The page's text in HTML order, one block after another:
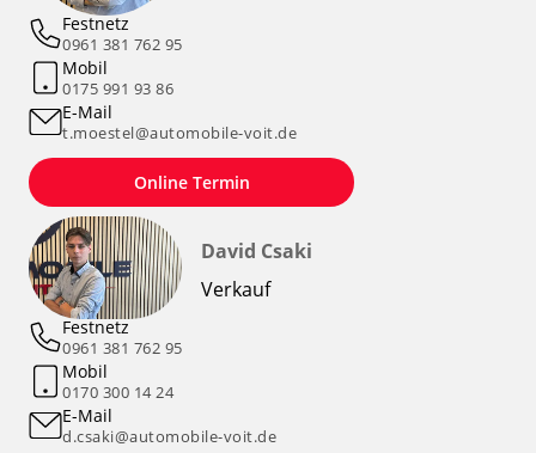
Festnetz
0961 381 762 95
Mobil
0175 991 93 86
E-Mail
t.moestel@automobile-voit.de
Online Termin
David Csaki
Verkauf
Festnetz
0961 381 762 95
Mobil
0170 300 14 24
E-Mail
d.csaki@automobile-voit.de